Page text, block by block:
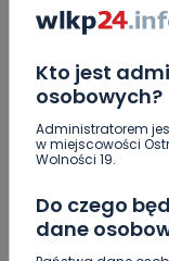
Kto jest
osobowych?
Administratorem
w miejscowości
Wolności 19.
Do czego
dane
Miasta